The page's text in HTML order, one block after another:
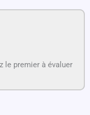
le premier à évaluer